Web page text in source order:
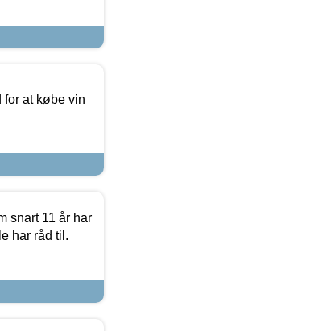
at købe vin
snart 11 år har
har råd til.